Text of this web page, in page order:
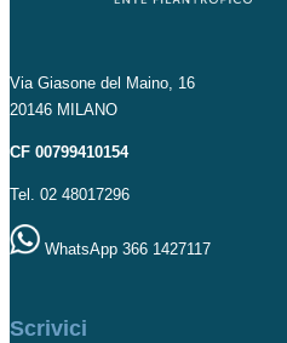
Via Giasone del Maino, 16
20146 MILANO
CF 00799410154
Tel. 02 48017296
WhatsApp 366 1427117
Scrivici